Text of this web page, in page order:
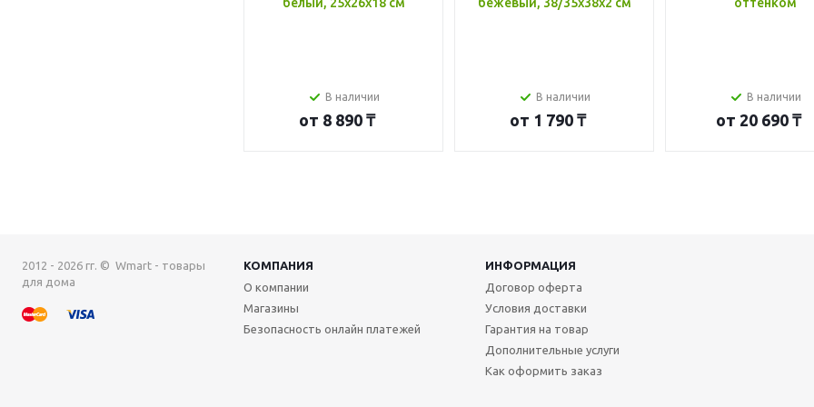
В наличии
от 8 890 ₸
В наличии
от 1 790 ₸
В наличии
от 20 690 ₸
2012 - 2026 гг. © Wmart - товары
для дома
КОМПАНИЯ
ИНФОРМАЦИЯ
О компании
Магазины
Безопасность онлайн платежей
Договор оферта
Условия доставки
Гарантия на товар
Дополнительные услуги
Как оформить заказ